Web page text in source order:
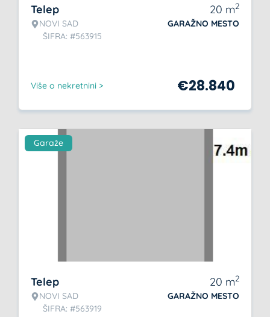
Telep
NOVI SAD
ŠIFRA: #563915
20 m2
GARAŽNO MESTO
Više o nekretnini > €28.840
Garaže
Telep
NOVI SAD
ŠIFRA: #563919
20 m2
GARAŽNO MESTO